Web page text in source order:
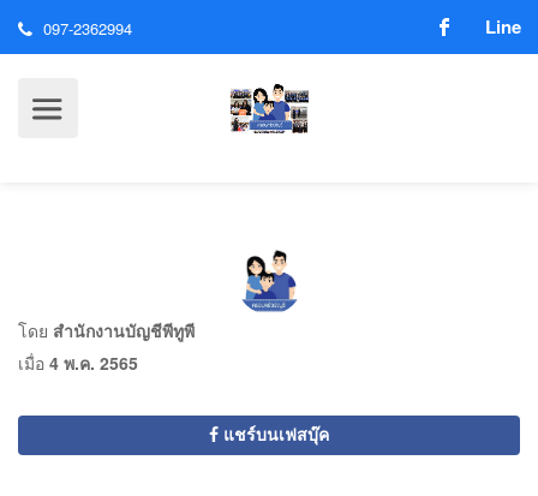
097-2362994 Line
โดย สำนักงานบัญชีพีทูพี
เมื่อ 4 พ.ค. 2565
แชร์บนเฟสบุ๊ค